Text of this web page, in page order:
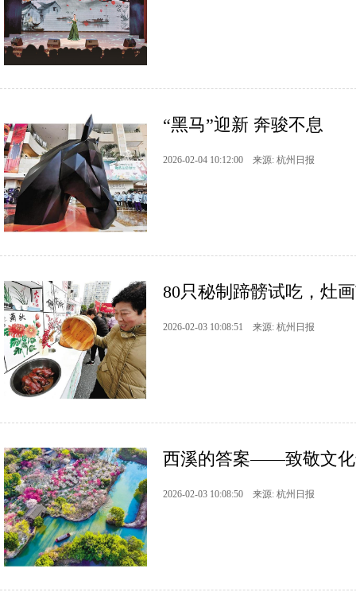
“黑马”迎新 奔骏不息
2026-02-04 10:12:00 来源: 杭州日报
80只秘制蹄髈试吃，灶
2026-02-03 10:08:51 来源: 杭州日报
西溪的答案——致敬文化
2026-02-03 10:08:50 来源: 杭州日报